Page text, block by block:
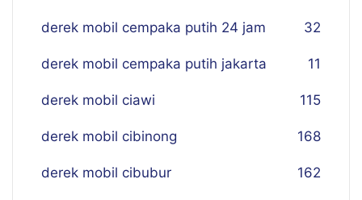
derek mobil cempaka putih 24 jam 32
derek mobil cempaka putih jakarta 11
derek mobil ciawi 115
derek mobil cibinong 168
derek mobil cibubur 162